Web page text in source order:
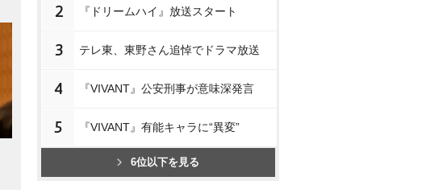
2 『ドリームハイ』放送スタート
3 テレ東、東野さん追悼でドラマ放送
4 『VIVANT』公安刑事が意味深発言
5 『VIVANT』有能キャラに“異変”
6位以下を見る